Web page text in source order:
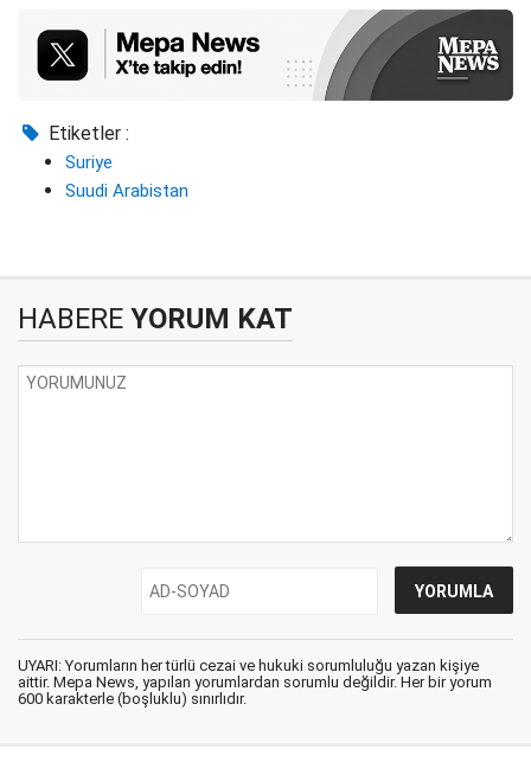
Etiketler :
Suriye
Suudi Arabistan
HABERE YORUM KAT
UYARI: Yorumların her türlü cezai ve hukuki sorumluluğu yazan kişiye
aittir. Mepa News, yapılan yorumlardan sorumlu değildir. Her bir yorum
600 karakterle (boşluklu) sınırlıdır.